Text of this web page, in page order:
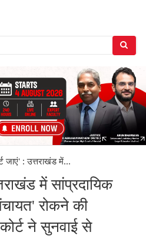
जाएं' : उत्तराखंड में...
में सांप्रदायिक
रोकने की
ने सुनवाई से